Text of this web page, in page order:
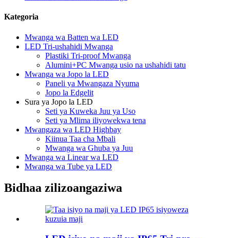
Kategoria
Mwanga wa Batten wa LED
LED Tri-ushahidi Mwanga
Plastiki Tri-proof Mwanga
Alumini+PC Mwanga usio na ushahidi tatu
Mwanga wa Jopo la LED
Paneli ya Mwangaza Nyuma
Jopo la Edgelit
Sura ya Jopo la LED
Seti ya Kuweka Juu ya Uso
Seti ya Mlima iliyowekwa tena
Mwangaza wa LED Highbay
Kiinua Taa cha Mbali
Mwanga wa Ghuba ya Juu
Mwanga wa Linear wa LED
Mwanga wa Tube ya LED
Bidhaa zilizoangaziwa